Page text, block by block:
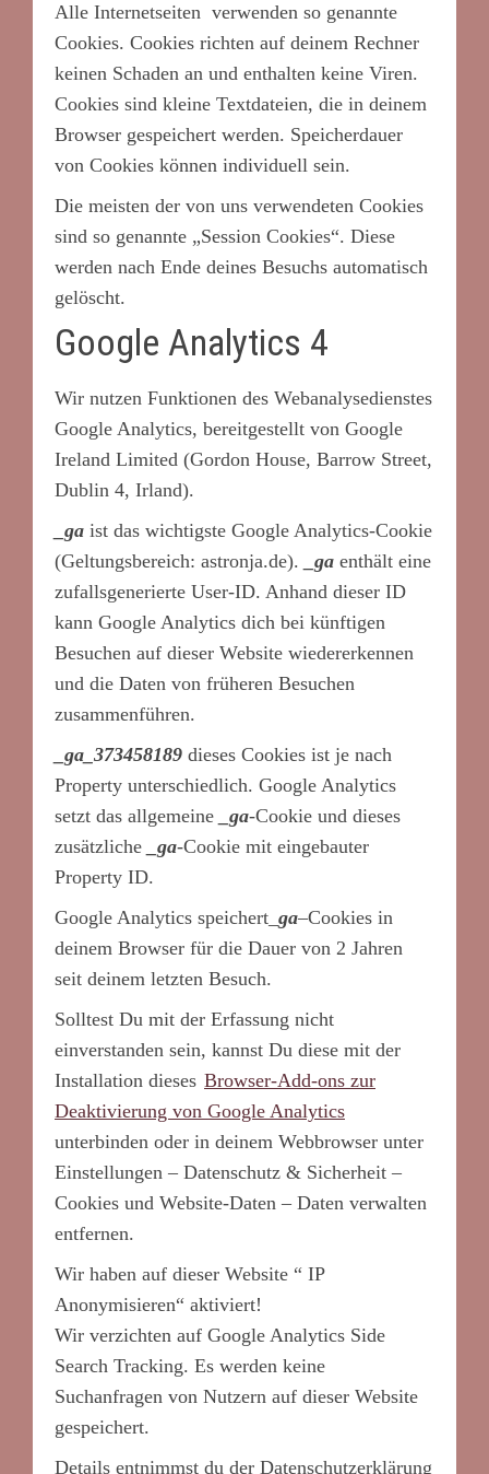
Alle Internetseiten verwenden so genannte
Cookies. Cookies richten auf deinem Rechner
keinen Schaden an und enthalten keine Viren.
Cookies sind kleine Textdateien, die in deinem
Browser gespeichert werden. Speicherdauer
von Cookies können individuell sein.
Die meisten der von uns verwendeten Cookies
sind so genannte „Session Cookies“. Diese
werden nach Ende deines Besuchs automatisch
gelöscht.
Google Analytics 4
Wir nutzen Funktionen des Webanalysedienstes
Google Analytics, bereitgestellt von Google
Ireland Limited (Gordon House, Barrow Street,
Dublin 4, Irland).
_ga ist das wichtigste Google Analytics-Cookie
(Geltungsbereich: astronja.de).
_ga enthält eine
zufallsgenerierte User-ID. Anhand dieser ID
kann Google Analytics dich bei künftigen
Besuchen auf dieser Website wiedererkennen
und die Daten von früheren Besuchen
zusammenführen.
_ga_373458189 dieses Cookies ist je nach
Property unterschiedlich. Google Analytics
setzt das allgemeine
_ga-Cookie und dieses
zusätzliche
_ga-Cookie mit eingebauter
Property ID.
Google Analytics speichert_ ga–Cookies in
deinem Browser für die Dauer von 2 Jahren
seit deinem letzten Besuch.
Solltest Du mit der Erfassung nicht
einverstanden sein, kannst Du diese mit der
Installation dieses Browser-Add-ons zur
Deaktivierung von Google Analytics
unterbinden oder in deinem Webbrowser unter
Einstellungen – Datenschutz & Sicherheit –
Cookies und Website-Daten – Daten verwalten
entfernen.
Wir haben auf dieser Website “ IP
Anonymisieren“ aktiviert!
Wir verzichten auf Google Analytics Side
Search Tracking. Es werden keine
Suchanfragen von Nutzern auf dieser Website
gespeichert.
Details entnimmst du der Datenschutzerklärung